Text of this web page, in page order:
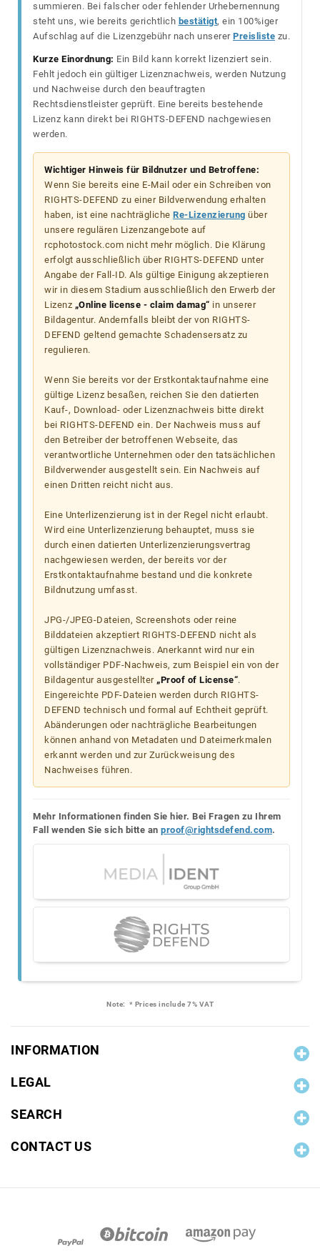
summieren. Bei falscher oder fehlender Urhebernennung
steht uns, wie bereits gerichtlich bestätigt, ein 100%iger
Aufschlag auf die Lizenzgebühr nach unserer Preisliste zu.
Kurze Einordnung: Ein Bild kann korrekt lizenziert sein.
Fehlt jedoch ein gültiger Lizenznachweis, werden Nutzung
und Nachweise durch den beauftragten
Rechtsdienstleister geprüft. Eine bereits bestehende
Lizenz kann direkt bei RIGHTS-DEFEND nachgewiesen
werden.
Wichtiger Hinweis für Bildnutzer und Betroffene:
Wenn Sie bereits eine E-Mail oder ein Schreiben von
RIGHTS-DEFEND zu einer Bildverwendung erhalten
haben, ist eine nachträgliche Re-Lizenzierung über
unsere regulären Lizenzangebote auf
rcphotostock.com nicht mehr möglich. Die Klärung
erfolgt ausschließlich über RIGHTS-DEFEND unter
Angabe der Fall-ID. Als gültige Einigung akzeptieren
wir in diesem Stadium ausschließlich den Erwerb der
Lizenz „Online license - claim damag“ in unserer
Bildagentur. Andernfalls bleibt der von RIGHTS-
DEFEND geltend gemachte Schadensersatz zu
regulieren.
Wenn Sie bereits vor der Erstkontaktaufnahme eine
gültige Lizenz besaßen, reichen Sie den datierten
Kauf-, Download- oder Lizenznachweis bitte direkt
bei RIGHTS-DEFEND ein. Der Nachweis muss auf
den Betreiber der betroffenen Webseite, das
verantwortliche Unternehmen oder den tatsächlichen
Bildverwender ausgestellt sein. Ein Nachweis auf
einen Dritten reicht nicht aus.
Eine Unterlizenzierung ist in der Regel nicht erlaubt.
Wird eine Unterlizenzierung behauptet, muss sie
durch einen datierten Unterlizenzierungsvertrag
nachgewiesen werden, der bereits vor der
Erstkontaktaufnahme bestand und die konkrete
Bildnutzung umfasst.
JPG-/JPEG-Dateien, Screenshots oder reine
Bilddateien akzeptiert RIGHTS-DEFEND nicht als
gültigen Lizenznachweis. Anerkannt wird nur ein
vollständiger PDF-Nachweis, zum Beispiel ein von der
Bildagentur ausgestellter „Proof of License“.
Eingereichte PDF-Dateien werden durch RIGHTS-
DEFEND technisch und formal auf Echtheit geprüft.
Abänderungen oder nachträgliche Bearbeitungen
können anhand von Metadaten und Dateimerkmalen
erkannt werden und zur Zurückweisung des
Nachweises führen.
Mehr Informationen finden Sie hier. Bei Fragen zu Ihrem
Fall wenden Sie sich bitte an proof@rightsdefend.com.
Note: * Prices include 7% VAT
INFORMATION
LEGAL
SEARCH
CONTACT US